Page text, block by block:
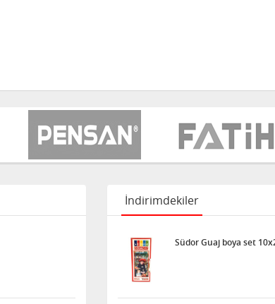
İndirimdekiler
Südor Guaj boya set